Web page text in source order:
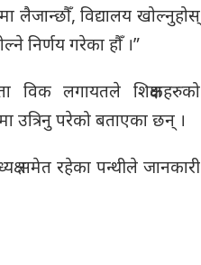
लैजान्छौँ, विद्यालय खोल्नुहोस्
निर्णय गरेका हौँ ।”
विक लगायतले शिक्षकहरुको
उत्रिनु परेको बताएका छन् ।
समेत रहेका पन्थीले जानकारी